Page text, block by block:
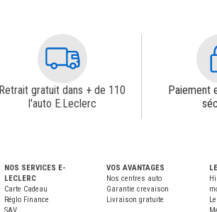
Retrait gratuit dans + de 110
l'auto E.Leclerc
Paiement
NOS SERVICES E-
LECLERC
Carte Cadeau
Réglo Finance
VOS AVANTAGES
Nos centres auto
Garantie crevaison
Livraison gratuite